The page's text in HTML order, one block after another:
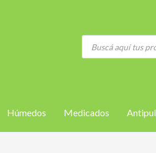
Búsqueda
productos
Húmedos Medicados